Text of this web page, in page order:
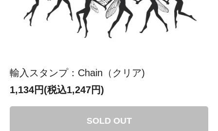
輸入スタンプ：Chain（クリア)
1,134円(税込1,247円)
SOLD OUT